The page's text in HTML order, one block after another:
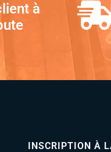
à
INSCRIPTION À